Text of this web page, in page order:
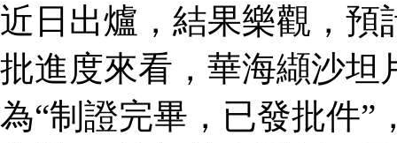
近日出爐，結果樂觀，
批進度來看，華海纈沙坦
為“制證完畢，已發批件”